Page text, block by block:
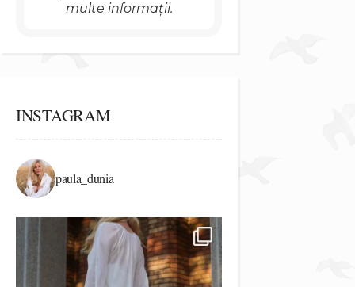
multe informații.
INSTAGRAM
paula_dunia